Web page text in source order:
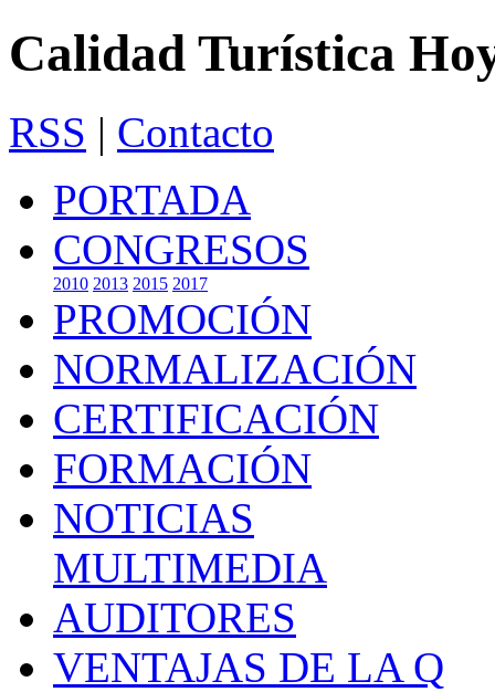
Calidad Turística
RSS | Contacto
PORTADA
CONGRESOS
2010 2013 2015 2017
PROMOCIÓN
NORMALIZACIÓN
CERTIFICACIÓN
FORMACIÓN
NOTICIAS
MULTIMEDIA
AUDITORES
VENTAJAS DE LA Q